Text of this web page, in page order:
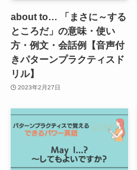
about to… 「まさに～する
ところだ」の意味・使い
方・例文・会話例【音声付
きパターンプラクティスド
リル】
2023年2月27日